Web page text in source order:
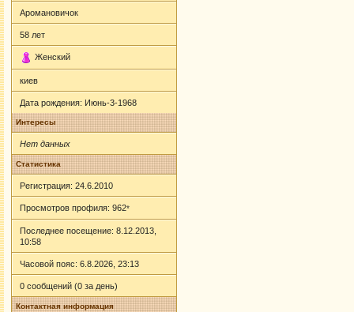
Аромановичок
58 лет
Женский
киев
Дата рождения: Июнь-3-1968
Интересы
Нет данных
Статистика
Регистрация: 24.6.2010
Просмотров профиля: 962*
Последнее посещение: 8.12.2013,
10:58
Часовой пояс: 6.8.2026, 23:13
0 сообщений (0 за день)
Контактная информация